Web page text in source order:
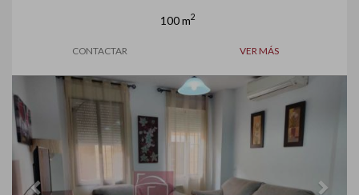
100 m2
CONTACTAR VER MÁS
Previous